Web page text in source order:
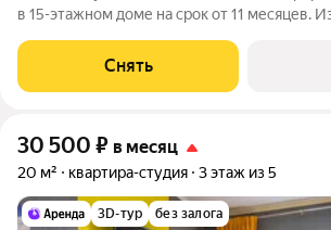
в 15-этажном доме на срок от 11 месяцев.
Дом - панельный, окна выходят во двор. В
грузовой и 1
Снять
30 500 ₽ в месяц
20 м² квартира-студия 3 этаж из 5
3D-тур без залога